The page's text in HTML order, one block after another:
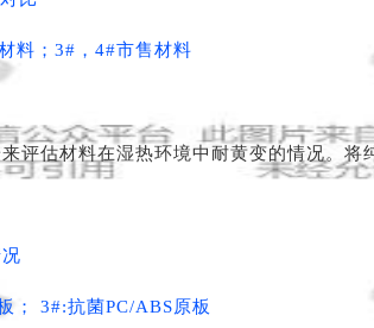
料 ；3#，4#市售材料
评估材料在湿热环境中耐黄变的情况。将
； 3#:抗菌PC/ABS原板